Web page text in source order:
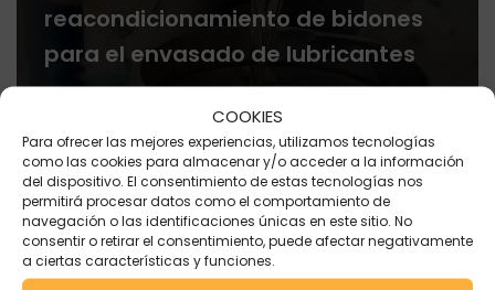
COOKIES
Para ofrecer las mejores experiencias, utilizamos tecnologías
como las cookies para almacenar y/o acceder a la información
del dispositivo. El consentimiento de estas tecnologías nos
permitirá procesar datos como el comportamiento de
navegación o las identificaciones únicas en este sitio. No
consentir o retirar el consentimiento, puede afectar negativamente
a ciertas características y funciones.
reacondicionamiento de bidones
para el envasado de lubricantes